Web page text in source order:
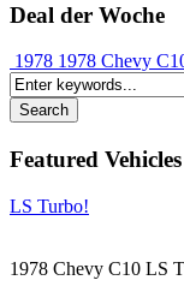
Deal der Woche
1978 1978 Chevy
Featured Vehicles
LS Turbo!
1978 Chevy C10 LS